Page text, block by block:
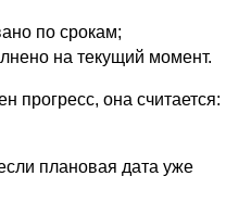
по срокам;
на текущий момент.
прогресс, она считается:
плановая дата уже